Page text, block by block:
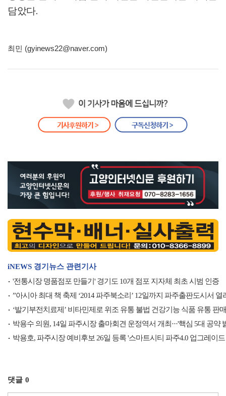
담았다.
최민 (gyinews22@naver.com)
iNEWS 경기뉴스 관련기사
'전통시장 명품점포 만들기' 경기도 10개 점포 지자체 최초 시범 인증
”아시아 최대 책 축제 ‘2014 파주북소리’ 12일까지 파주출판도시서 열
‘발기부전치료제’ 비타민제로 위조 유통 불법 건강기능 식품 유통 판
박용수 의원, 14일 파주시장 출마회견 운정역서 개최···'핵심 5대 공약
박용호, 파주시장 예비후보 26일 등록 '스마트시티 파주4.0 업그레이
댓글 0